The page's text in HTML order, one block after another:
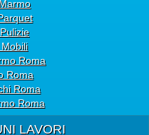
Roma
Roma
Roma
Roma
LAVORI